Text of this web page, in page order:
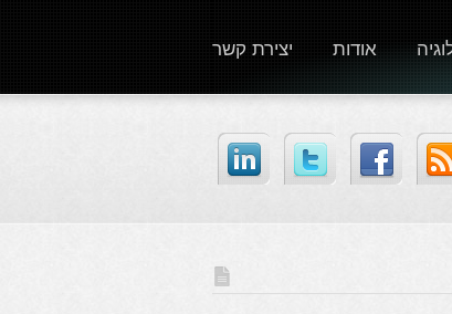
יצירת קשר אודות